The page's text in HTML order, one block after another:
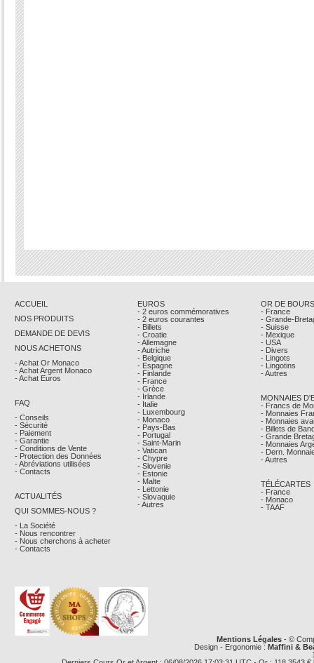
ACCUEIL
NOS PRODUITS
DEMANDE DE DEVIS
NOUS ACHETONS
- Achat Or Monaco
- Achat Argent Monaco
- Achat Euros
FAQ
- Conseils
- Sécurité
- Paiement
- Garantie
- Conditions de Vente
- Protection des Données
- Abréviations utilisées
- Contacts
ACTUALITÉS
QUI SOMMES-NOUS ?
- La Société
- Nous rencontrer
- Nous cherchons à acheter
- Contacts
EUROS
- 2 euros commémoratives
- 2 euros courantes
- Billets
- Croatie
- Allemagne
- Autriche
- Belgique
- Espagne
- Finlande
- France
- Grèce
- Irlande
- Italie
- Luxembourg
- Monaco
- Pays-Bas
- Portugal
- Saint-Marin
- Vatican
- Chypre
- Slovenie
- Estonie
- Malte
- Lettonie
- Slovaquie
- Autres
OR DE
- France
- Grande-
- Suisse
- Mexique
- USA
- Divers
- Lingots
- Lingotins
- Autres
MONNAIES
- Francs de
- Monnaies
- Monnaies
- Billets de
- Grande
- Monnaies
- Dern.
- Autres
TÉLÉCARTES
- France
- Monaco
- TAAF
Mentions Légales- ©
Design - Ergonomie : Maffini &